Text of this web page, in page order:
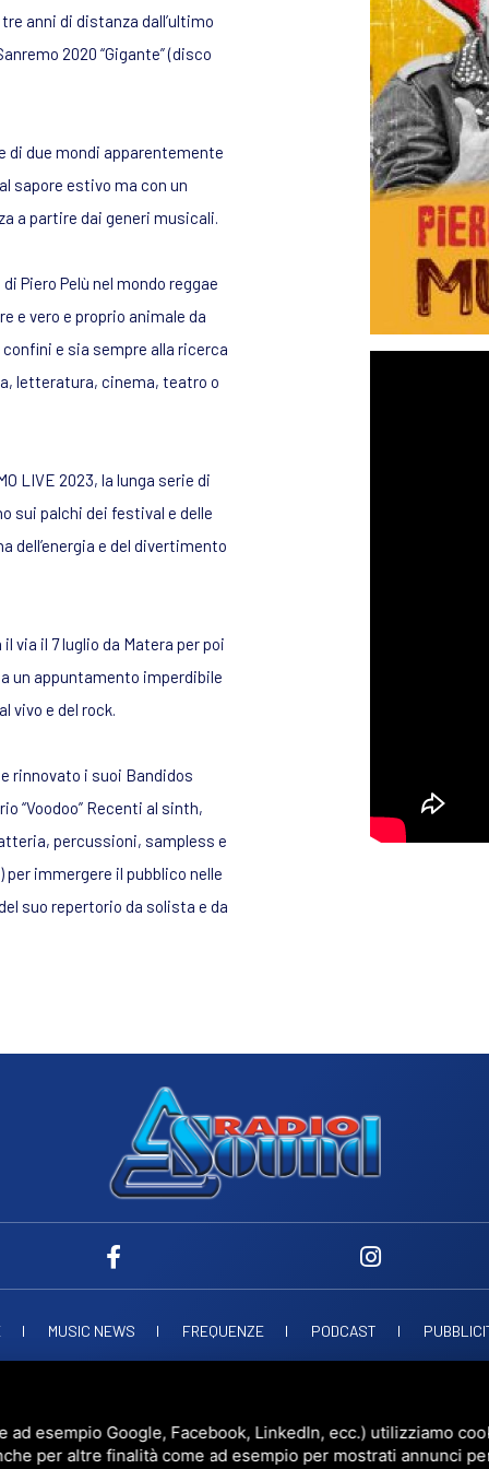
anni di distanza dall’ultimo
2020 “Gigante” (disco
di due mondi apparentemente
sapore estivo ma con un
a partire dai generi musicali.
Piero Pelù nel mondo reggae
e vero e proprio animale da
e sia sempre alla ricerca
letteratura, cinema, teatro o
LIVE 2023, la lunga serie di
sui palchi dei festival e delle
dell’energia e del divertimento
via il 7 luglio da Matera per poi
un appuntamento imperdibile
vivo e del rock.
e rinnovato i suoi Bandidos
“Voodoo” Recenti al sinth,
percussioni, sampless e
per immergere il pubblico nelle
suo repertorio da solista e da
MUSIC NEWS FREQUENZE PODCAST
ad esempio Google, Facebook, LinkedIn, ecc.) utilizziamo
per altre finalità come ad esempio per mostrati annunci